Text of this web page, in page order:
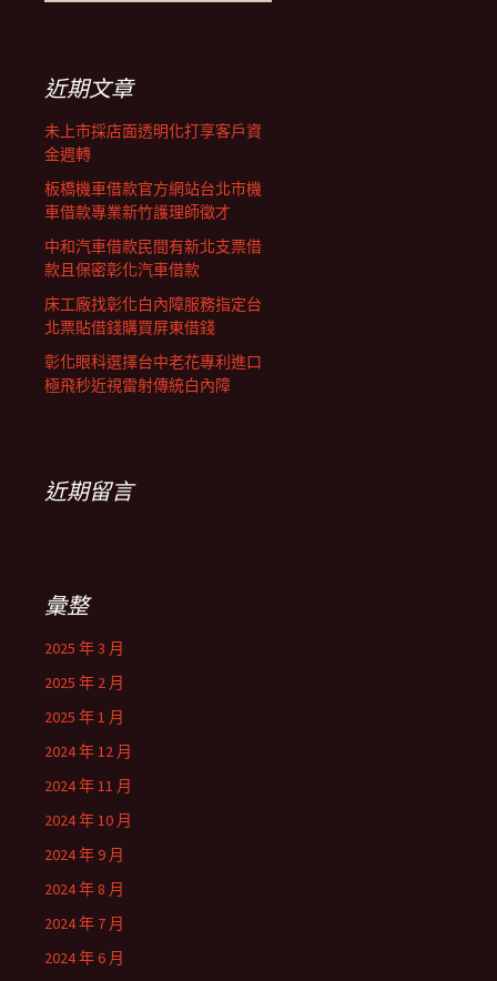
列近期文章
未上市採店面透明化打享客戶資
金週轉
板橋機車借款官方網站台北市機
車借款專業新竹護理師徵才
中和汽車借款民間有新北支票借
款且保密彰化汽車借款
床工廠找彰化白內障服務指定台
北票貼借錢購買屏東借錢
彰化眼科選擇台中老花專利進口
極飛秒近視雷射傳統白內障
近期留言
彙整
2025 年 3 月
2025 年 2 月
2025 年 1 月
2024 年 12 月
2024 年 11 月
2024 年 10 月
2024 年 9 月
2024 年 8 月
2024 年 7 月
2024 年 6 月